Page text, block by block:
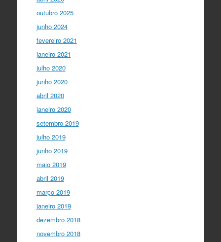
outubro 2025
junho 2024
fevereiro 2021
janeiro 2021
julho 2020
junho 2020
abril 2020
janeiro 2020
setembro 2019
julho 2019
junho 2019
maio 2019
abril 2019
março 2019
janeiro 2019
dezembro 2018
novembro 2018